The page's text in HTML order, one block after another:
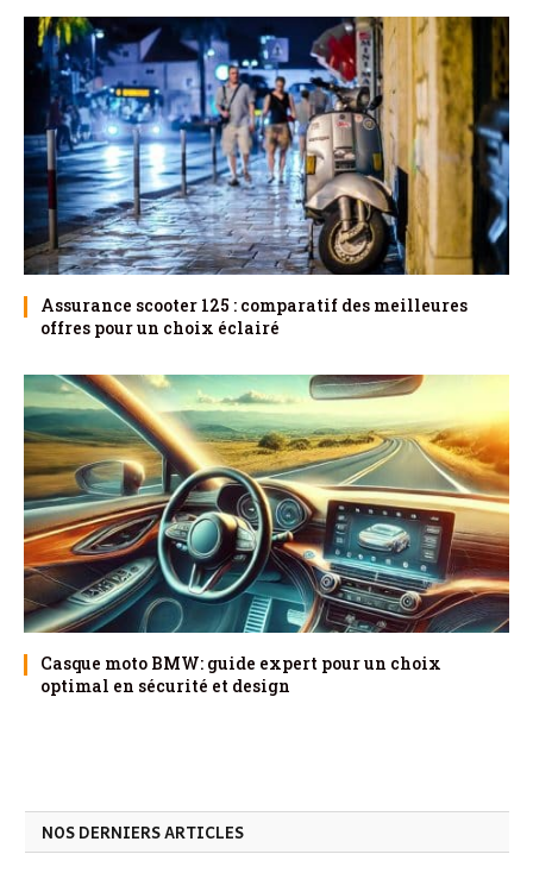
Assurance scooter 125 : comparatif des meilleures
offres pour un choix éclairé
Casque moto BMW: guide expert pour un choix
optimal en sécurité et design
NOS DERNIERS ARTICLES